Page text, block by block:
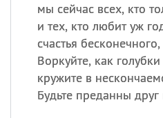
мы сейчас всех, кто
и тех, кто любит уж
счастья
Воркуйте, как
кружите в
Будьте преданны друг